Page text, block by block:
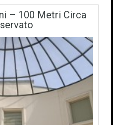
– 100 Metri Circa